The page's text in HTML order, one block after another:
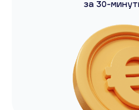
за 30-